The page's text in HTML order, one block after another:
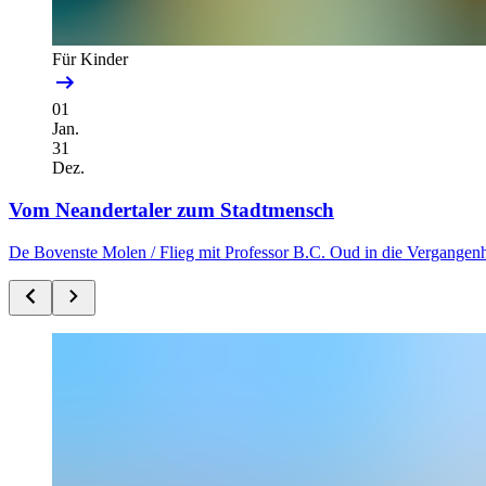
Für Kinder
01
Jan.
31
Dez.
Vom Neandertaler zum Stadtmensch
De Bovenste Molen /Flieg mit Professor B.C. Oud in die